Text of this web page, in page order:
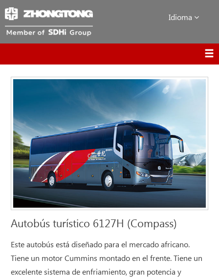
Idioma
Autobús turístico 6127H (Compass)
Este autobús está diseñado para el mercado africano.
Tiene un motor Cummins montado en el frente. Tiene un
excelente sistema de enfriamiento, gran potencia y